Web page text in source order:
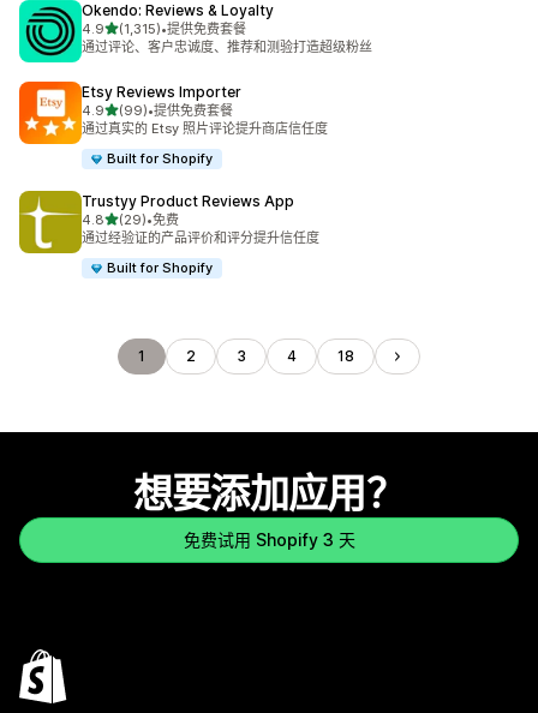
Okendo: Reviews & Loyalty
4.9星（满分 5 星）
(1,315)
总共 1315 条评论
•提供免费套餐
通过评论、客户忠诚度、推荐和测验打造超级粉丝
Etsy Reviews Importer
4.9星（满分 5 星）
(99)
总共 99 条评论
•提供免费套餐
通过真实的 Etsy 照片评论提升商店信任度
Built for Shopify
Trustyy Product Reviews App
4.8星（满分 5 星）
(29)
总共 29 条评论
•免费
通过经验证的产品评价和评分提升信任度
Built for Shopify
1 2 3 4 18
想要添加应用？
免费试用 Shopify 3 天